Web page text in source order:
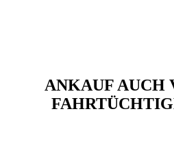
ANKAUF AUCH